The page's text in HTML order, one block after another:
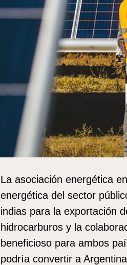
La asociación energética
energética del sector
indias para la exportación
hidrocarburos y la
beneficioso para ambos
podría convertir a